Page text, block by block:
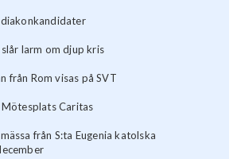
larm om djup kris
från Rom visas på SVT
Mötesplats Caritas
från S:ta Eugenia katolska